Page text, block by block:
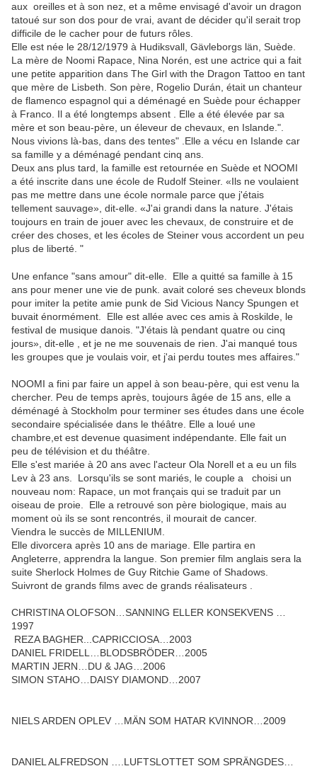
aux oreilles et à son nez, et a même envisagé d'avoir un dragon
tatoué sur son dos pour de vrai, avant de décider qu'il serait trop
difficile de le cacher pour de futurs rôles.
Elle est née le 28/12/1979 à Hudiksvall, Gävleborgs län, Suède.
La mère de Noomi Rapace, Nina Norén, est une actrice qui a fait
une petite apparition dans The Girl with the Dragon Tattoo en tant
que mère de Lisbeth. Son père, Rogelio Durán, était un chanteur
de flamenco espagnol qui a déménagé en Suède pour échapper
à Franco. Il a été longtemps absent . Elle a été élevée par sa
mère et son beau-père, un éleveur de chevaux, en Islande."
Nous vivions là-bas, dans des tentes" . Elle a vécu en Islande car
sa famille y a déménagé pendant cinq ans
Deux ans plus tard, la famille est retournée en Suède et NOOMI
a été inscrite dans une école de Rudolf Steiner. «Ils ne voulaient
pas me mettre dans une école normale parce que j'étais
tellement sauvage», dit-elle. «J'ai grandi dans la nature. J'étais
toujours en train de jouer avec les chevaux, de construire et de
créer des choses, et les écoles de Steiner vous accordent un peu
plus de liberté. "
Une enfance "sans amour" dit-elle. Elle a quitté sa famille à 15
ans pour mener une vie de punk. avait coloré ses cheveux blonds
pour imiter la petite amie punk de Sid Vicious Nancy Spungen et
buvait énormément. Elle est allée avec ces amis à Roskilde, le
festival de musique danois. "J'étais là pendant quatre ou cinq
jours», dit-elle , et je ne me souvenais de rien. J'ai manqué tous
les groupes que je voulais voir, et j'ai perdu toutes mes affaires. "
NOOMI a fini par faire un appel à son beau-père, qui est venu la
chercher. Peu de temps après, toujours âgée de 15 ans, elle a
déménagé à Stockholm pour terminer ses études dans une école
secondaire spécialisée dans le théâtre. Elle a loué une
chambre,et est devenue quasiment indépendante. Elle fait un
peu de télévision et du théâtre.
Elle s'est mariée à 20 ans avec l'acteur Ola Norell et a eu un fils
Lev à 23 ans. Lorsqu'ils se sont mariés, le couple a choisi un
nouveau nom: Rapace, un mot français qui se traduit par un
oiseau de proie. Elle a retrouvé son père biologique, mais au
moment où ils se sont rencontrés, il mourait de cancer.
Viendra le succès de MILLENIUM.
Elle divorcera après 10 ans de mariage. Elle partira en
Angleterre, apprendra la langue. Son premier film anglais sera la
suite Sherlock Holmes de Guy Ritchie Game of Shadows.
Suivront de grands films avec de grands réalisateurs .
CHRISTINA OLOFSON…SANNING ELLER KONSEKVENS …
1997
REZA BAGHER...CAPRICCIOSA…2003
DANIEL FRIDELL…BLODSBRÖDER…2005
MARTIN JERN…DU & JAG…2006
SIMON STAHO…DAISY DIAMOND…2007
NIELS ARDEN OPLEV …MÄN SOM HATAR KVINNOR…2009
DANIEL ALFREDSON ….LUFTSLOTTET SOM SPRÄNGDES…